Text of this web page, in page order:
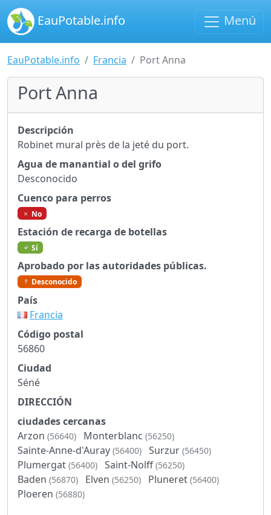
EauPotable.info Menú
EauPotable.info Francia Port Anna
Port Anna
Descripción
Robinet mural près de la jeté du port.
Agua de manantial o del grifo
Desconocido
Cuenco para perros
No
Estación de recarga de botellas
Sí
Aprobado por las autoridades públicas.
Desconocido
País
Francia
Código postal
56860
Ciudad
Séné
DIRECCIÓN
ciudades cercanas
Arzon (56640) Monterblanc (56250)
Sainte-Anne-d'Auray (56400) Surzur (56450)
Plumergat (56400) Saint-Nolff(56250)
Baden (56870) Elven (56250) Pluneret (56400)
Ploeren (56880)